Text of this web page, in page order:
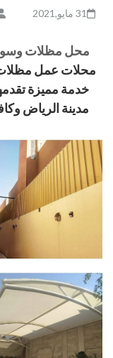
31 مايو,2021
محل مظلات
محلات عمل مظلات
خدمة مميزة
مدينة الرياض